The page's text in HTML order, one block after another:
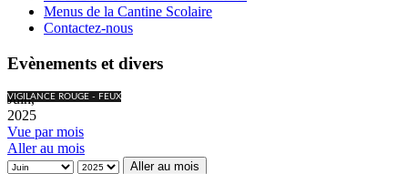
Menus de la Cantine Scolaire
Contactez-nous
Evènements et divers
VIGILANCE ROUGE - FEUX
Juin,
2025
Vue par mois
Aller au mois
Aller au mois